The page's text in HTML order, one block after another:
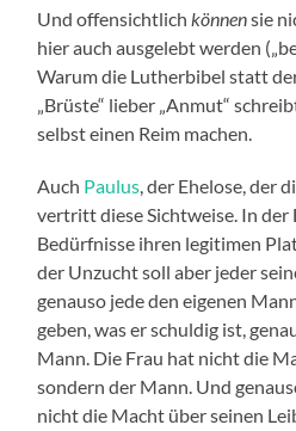
Und offensichtlichkönnensie
hier auch ausgelebt werden
Warum die Lutherbibel statt
„Brüste“ lieber „Anmut“
selbst einen Reim machen.
Auch Paulus, der Ehelose, der
vertritt diese Sichtweise. In der
Bedürfnisse ihren legitimen
der Unzucht soll aber jeder
genauso jede den eigenen
geben, was er schuldig ist,
Mann. Die Frau hat nicht die
sondern der Mann. Und
nicht die Macht über seinen